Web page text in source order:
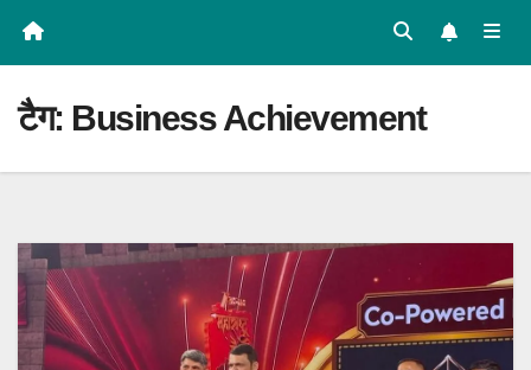
टैग: Business Achievement